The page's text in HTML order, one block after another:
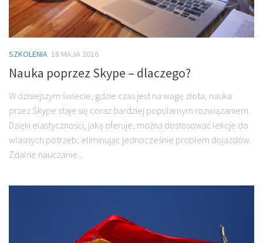
SZKOLENIA 18 MAJA 2016
Nauka poprzez Skype – dlaczego?
W dzisiejszym świecie, gdzie czas jest na wagę złota, nauka
przez Skype staje się coraz bardziej popularnym rozwiązaniem.
Dzięki elastyczności, jaką oferuje, można dostosować lekcje do
własnych potrzeb, eliminując jednocześnie problem dojazdów.
Zdalne nauczanie...